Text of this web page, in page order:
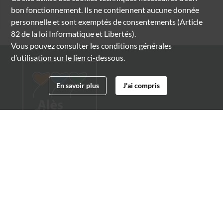
bon fonctionnement. Ils ne contiennent aucune donnée
personnelle et sont exemptés de consentements (Article
82 de la loi Informatique et Libertés).
Vous pouvez consulter les conditions générales
d’utilisation sur le lien ci-dessous.
En savoir plus J'ai compris